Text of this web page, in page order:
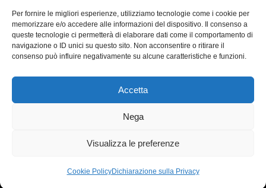
Per fornire le migliori esperienze, utilizziamo tecnologie come i cookie per
memorizzare e/o accedere alle informazioni del dispositivo. Il consenso a
queste tecnologie ci permetterà di elaborare dati come il comportamento di
navigazione o ID unici su questo sito. Non acconsentire o ritirare il
consenso può influire negativamente su alcune caratteristiche e funzioni.
Accetta
Nega
Visualizza le preferenze
Cookie PolicyDichiarazione sulla Privacy
Lascia un commento
Scritto da Edoardo Leo, Alessandro Aronadio, Marco
Bonini, Renato Sannio
+39 347 2461036
WGItalia
Cookie & Privacy Policy